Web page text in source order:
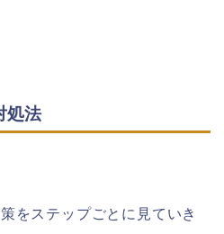
処法
をステップごとに見ていき